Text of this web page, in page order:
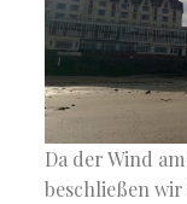
Da der Wind
beschließen